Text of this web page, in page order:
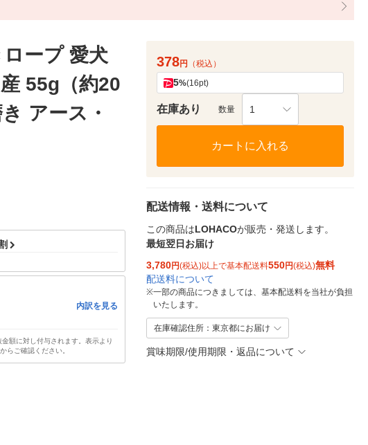
ープ 愛犬
55g（約20
アース・
内訳を見る
額に対し付与されます。表示より
らご確認ください。
378円 （税込）
5%(16pt)
在庫あり 数量 1
カートに入れる
配送情報・送料について
この商品はLOHACOが販売・発送します。
最短翌日お届け
3,780円(税込)以上で基本配送料550円(税込)無料
配送料について
※一部の商品につきましては、基本配送料を当社が負担
いたします。
在庫確認住所：東京都にお届け
賞味期限/使用期限・返品について